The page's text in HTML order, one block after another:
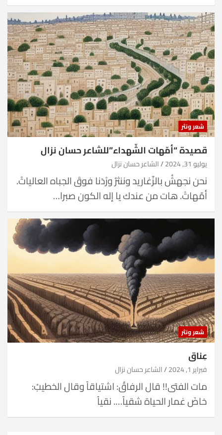
شعر ونثر
قصيدة “أمّهات الشّهداء”للشاعر حسان نزال
يوليو 31, 2024 الشاعر حسان نزال
نحن نجهشُ بالزّغاريد وننثرُ ورْدَنا فوقَ الجباه العالياتْ.
أمّهاتْ. هات من عندك يا إله الكون صبرا…
شعر ونثر
عِناق
فبراير 1, 2024 الشاعر حسان نزال
مات الفتى!! قال الرفاقُ: اشتياقاً وقال الخطيبُ:
خاضَ غمار الحياة شقياً…. نقياً